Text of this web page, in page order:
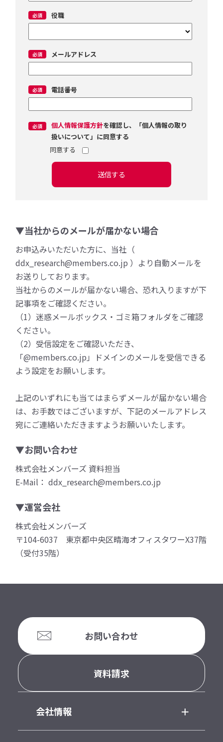
役職
メールアドレス
電話番号
個人情報保護方針を確認し、「個人情報の取り
扱いについて」に同意する
送信する
▼当社からのメールが届かない場合
お申込みいただいた方に、当社（
ddx_research@members.co.jp ）より自動メールを
お送りしております。
当社からのメールが届かない場合、恐れ入りますが下
記事項をご確認ください。
（1）迷惑メールボックス・ゴミ箱フォルダをご確認
ください。
（2）受信設定をご確認いただき、
「@members.co.jp」ドメインのメールを受信できる
よう設定をお願いします。
上記のいずれにも当てはまらずメールが届かない場合
は、お手数ではございますが、下記のメールアドレス
宛にご連絡いただきますようお願いいたします。
▼お問い合わせ
株式会社メンバーズ 資料担当
E-Mail： ddx_research@members.co.jp
▼運営会社
株式会社メンバーズ
〒104-6037 東京都中央区晴海オフィスタワーX37階
（受付35階）
お問い合わせ
資料請求
会社情報